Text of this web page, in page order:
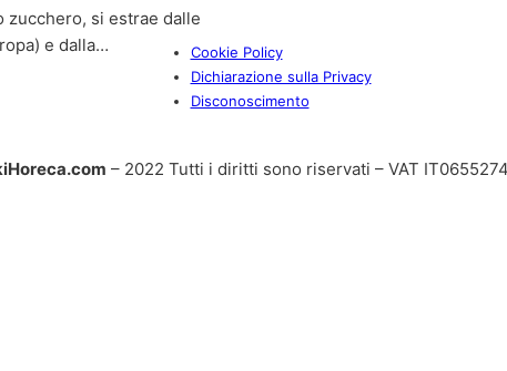
zucchero, si estrae dalle
e dalla…
Cookie Policy
Dichiarazione sulla Privacy
Disconoscimento
– 2022 Tutti i diritti sono riservati – VAT